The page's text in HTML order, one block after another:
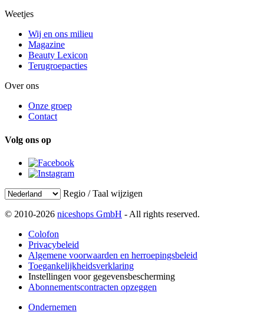
Weetjes
Wij en ons milieu
Magazine
Beauty Lexicon
Terugroepacties
Over ons
Onze groep
Contact
Volg ons op
Regio / Taal wijzigen
© 2010-2026 niceshops GmbH - All rights reserved.
Colofon
Privacybeleid
Algemene voorwaarden en herroepingsbeleid
Toegankelijkheidsverklaring
Instellingen voor gegevensbescherming
Abonnementscontracten opzeggen
Ondernemen